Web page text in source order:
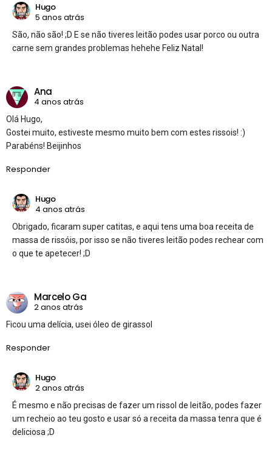
Hugo
5 anos atrás
São, não são! ;D E se não tiveres leitão podes usar porco ou outra
carne sem grandes problemas hehehe Feliz Natal!
Ana
4 anos atrás
Olá Hugo,
Gostei muito, estiveste mesmo muito bem com estes rissois! :)
Parabéns! Beijinhos
Responder
Hugo
4 anos atrás
Obrigado, ficaram super catitas, e aqui tens uma boa receita de
massa de rissóis, por isso se não tiveres leitão podes rechear com
o que te apetecer! ;D
Marcelo Ga
2 anos atrás
Ficou uma delícia, usei óleo de girassol
Responder
Hugo
2 anos atrás
É mesmo e não precisas de fazer um rissol de leitão, podes fazer
um recheio ao teu gosto e usar só a receita da massa tenra que é
deliciosa ;D